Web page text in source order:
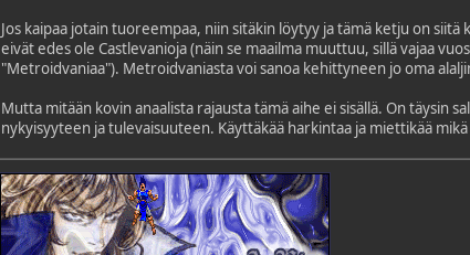
Jos kaipaa jotain tuoreempaa, niin sitäkin löytyy ja tämä ketju on
eivät edes ole Castlevanioja (näin se maailma muuttuu, sillä vajaa
"Metroidvaniaa"). Metroidvaniasta voi sanoa kehittyneen jo oma
Mutta mitään kovin anaalista rajausta tämä aihe ei sisällä. On täysin
nykyisyyteen ja tulevaisuuteen. Käyttäkää harkintaa ja miettikää